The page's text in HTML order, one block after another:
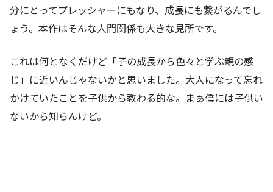
分にとってプレッシャーにもなり、成長にも繋がるんでし
ょう。本作はそんな人間関係も大きな見所です。
これは何となくだけど「子の成長から色々と学ぶ親の感
じ」に近いんじゃないかと思いました。大人になって忘れ
かけていたことを子供から教わる的な。まぁ僕には子供い
ないから知らんけど。